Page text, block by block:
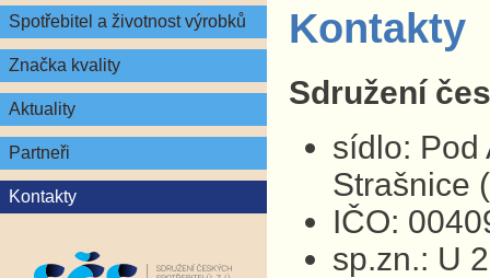
Spotřebitel a životnost výrobků
Značka kvality
Aktuality
Partneři
Kontakty
Kontakty
Sdružení
sídlo: Pod
Strašnice
IČO:
sp.zn.: U